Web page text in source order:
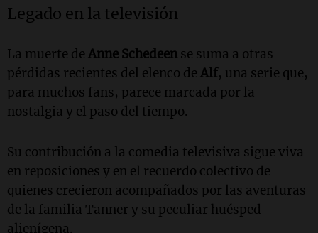
Legado en la televisión
La muerte de Anne Schedeen se suma a otras
pérdidas recientes del elenco de Alf, una serie que,
para muchos fans, parece marcada por la
nostalgia y el paso del tiempo.
Su contribución a la comedia televisiva sigue viva
en reposiciones y en el recuerdo colectivo de
quienes crecieron acompañados por las aventuras
de la familia Tanner y su peculiar huésped
alienígena.